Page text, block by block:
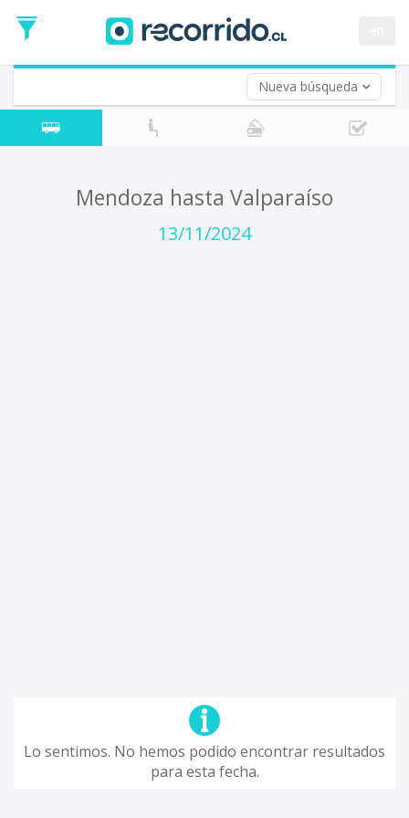
Nueva búsqueda
de
Ida
Vuelta (opcional)
Fecha
de
Mendoza hasta Valparaíso
13/11/2024
Lo sentimos. No hemos podido encontrar resultados
para esta fecha.